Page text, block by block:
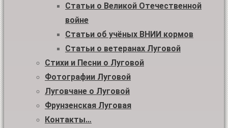
Статьи о Великой Отечественной
войне
Статьи об учёных ВНИИ кормов
Статьи о ветеранах Луговой
Стихи и Песни о Луговой
Фотографии Луговой
Луговчане о Луговой
Фрунзенская Луговая
Контакты…